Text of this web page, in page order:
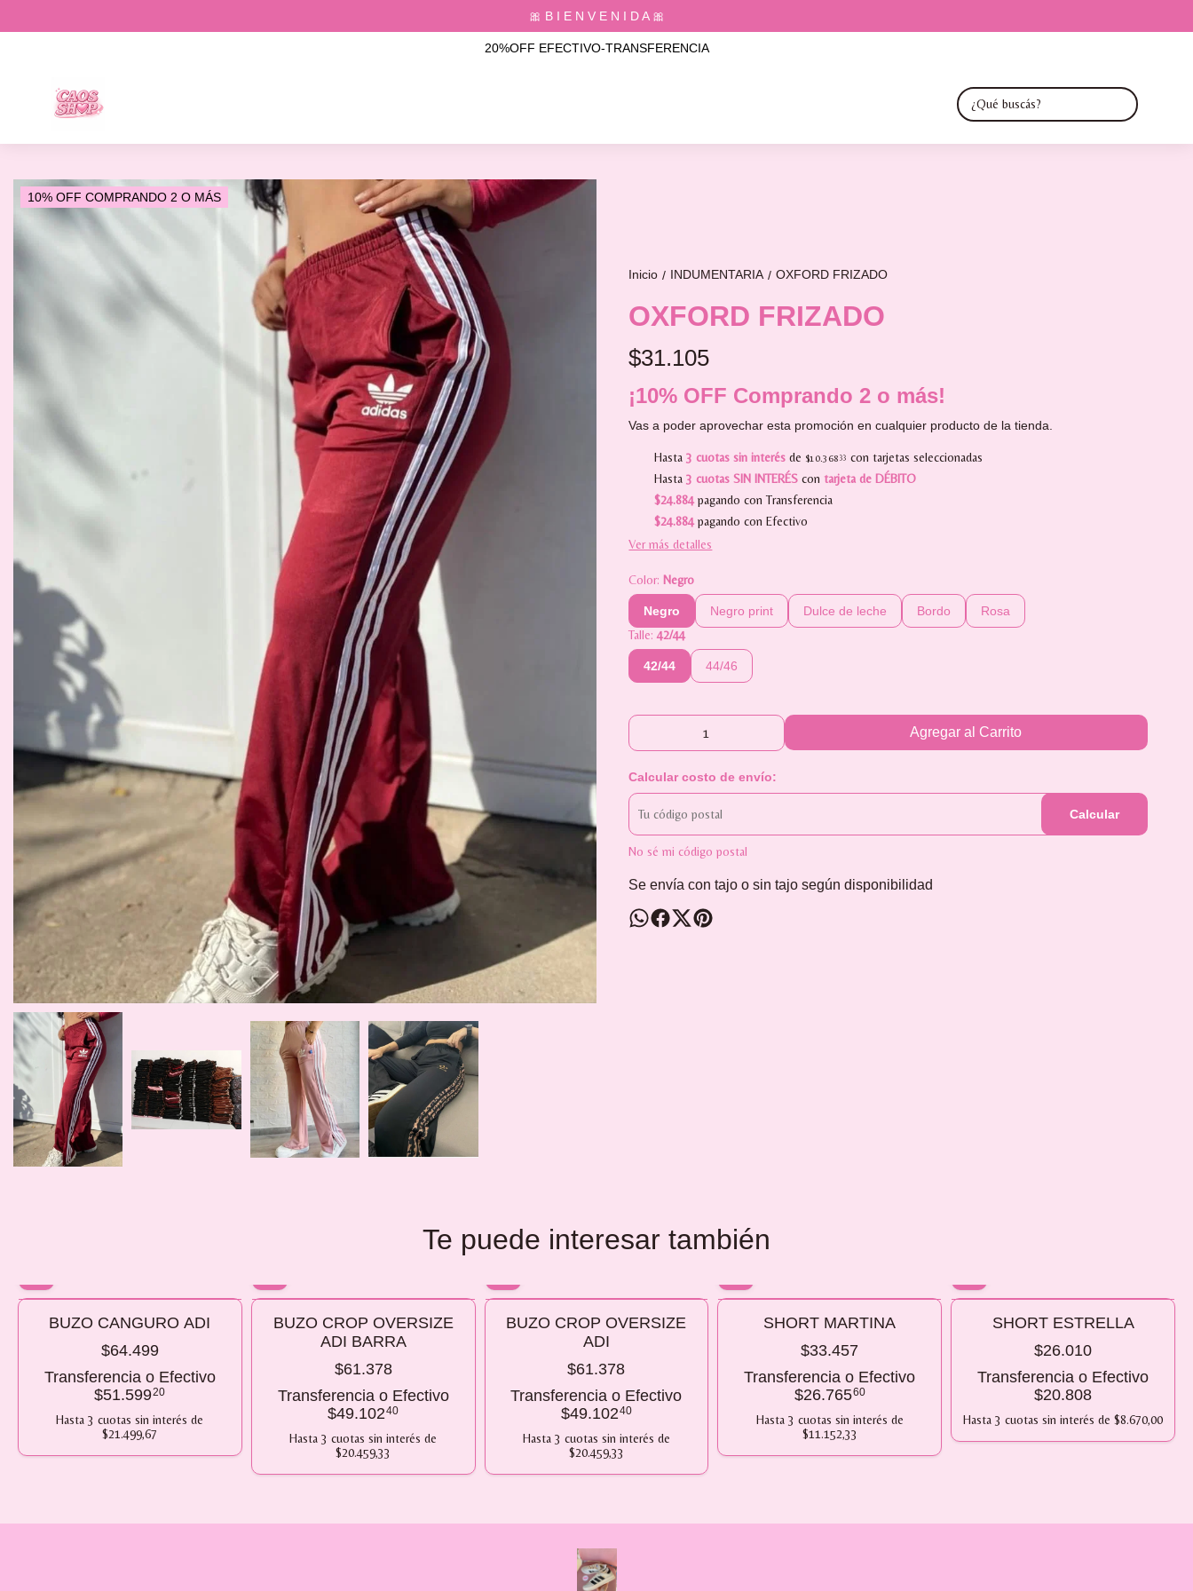
🎀 B I E N V E N I D A 🎀
20%OFF EFECTIVO-TRANSFERENCIA
10% OFF COMPRANDO 2 O MÁS
Inicio / INDUMENTARIA / OXFORD FRIZADO
OXFORD FRIZADO
$31.105
¡10% OFF Comprando 2 o más!
Vas a poder aprovechar esta promoción en cualquier producto de la tienda.
Hasta3 cuotas sin interés de $10.368 33 con tarjetas seleccionadas
Hasta3 cuotas SIN INTERÉS contarjeta de DÉBITO
$24.884pagando con Transferencia
$24.884pagando con Efectivo
Ver más detalles
Color: Negro
Negro Negro print Dulce de leche Bordo
Rosa
Talle:42/44
42/44 44/46
Agregar al Carrito
Calcular costo de envío:
Calcular
No sé mi código postal
Se envía con tajo o sin tajo según disponibilidad
Te puede interesar también
COMPRANDO 2 O MÁS
BUZO CANGURO ADI
$64.499
Transferencia o Efectivo
$51.59920
Hasta3 cuotas sin interésde
$21.499,67
COMPRANDO 2 O MÁS
BUZO CROP OVERSIZE
ADI BARRA
$61.378
Transferencia o Efectivo
$49.10240
Hasta3 cuotas sin interésde
$20.459,33
COMPRANDO 2 O MÁS
BUZO CROP OVERSIZE
ADI
$61.378
Transferencia o Efectivo
$49.10240
Hasta 3 cuotas sin interés de
$20.459,33
COMPRANDO 2 O MÁS
SHORT MARTINA
$33.457
Transferencia o Efectivo
$26.76560
Hasta 3 cuotas sin interés de
$11.152,33
COMPRANDO 2 O MÁS
SHORT ESTRELLA
$26.010
Transferencia o Efectivo
$20.808
Hasta3 cuotas sin interésde$8.670,00